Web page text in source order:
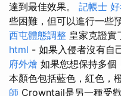
達到最佳效果。 記帳士
些困難，但可以進行一些
西屯體態調整 皇家克證實
html - 如果入侵者沒有自
府外燴 如果您想保持多個
本顏色包括藍色，紅色，
師 Crowntail是另一種受